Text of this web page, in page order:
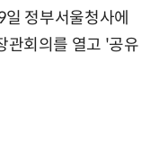
정부서울청사에
관회의를 열고 '공유